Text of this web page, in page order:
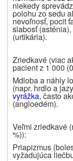
niekedy
polohu zo sedu
nevoľnosť, pocit
slabosť
(urtikária).
Zriedkavé (viac
pacient z 1 000
Mdloba a náhly
(napr. hrdlo a
vyrážka, často
(angioedém).
Veľmi zriedkavé
%)):
Priapizmus
vyžadujúca